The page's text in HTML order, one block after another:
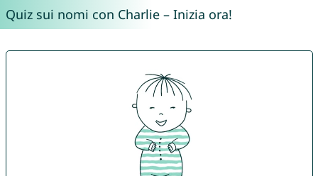
Quiz sui nomi con Charlie – Inizia ora!